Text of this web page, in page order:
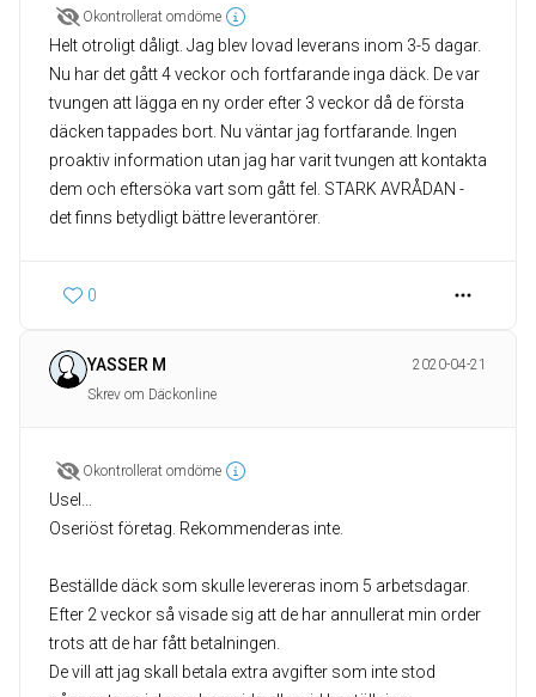
Okontrollerat omdöme
Helt otroligt dåligt. Jag blev lovad leverans inom 3-5 dagar.
Nu har det gått 4 veckor och fortfarande inga däck. De var
tvungen att lägga en ny order efter 3 veckor då de första
däcken tappades bort. Nu väntar jag fortfarande. Ingen
proaktiv information utan jag har varit tvungen att kontakta
dem och eftersöka vart som gått fel. STARK AVRÅDAN -
det finns betydligt bättre leverantörer.
0
YASSER M
2020-04-21
Skrev om Däckonline
Okontrollerat omdöme
Usel...
Oseriöst företag. Rekommenderas inte.
Beställde däck som skulle levereras inom 5 arbetsdagar.
Efter 2 veckor så visade sig att de har annullerat min order
trots att de har fått betalningen.
De vill att jag skall betala extra avgifter som inte stod